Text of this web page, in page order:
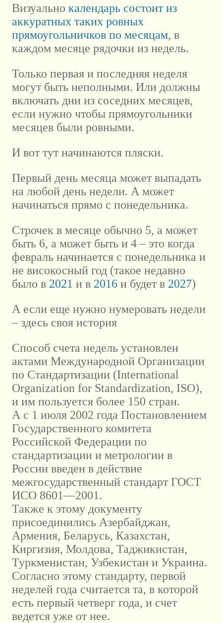
Визуально календарь состоит из
аккуратных таких ровных
прямоугольничков по месяцам, в
каждом месяце рядочки из недель.
Только первая и последняя неделя
могут быть неполными. Или должны
включать дни из соседних месяцев,
если нужно чтобы прямоугольники
месяцев были ровными.
И вот тут начинаются пляски.
Первый день месяца может выпадать
на любой день недели. А может
начинаться прямо с понедельника.
Строчек в месяце обычно 5, а может
быть 6, а может быть и 4 – это когда
февраль начинается с понедельника и
не високосный год (такое недавно
было в 2021 и в 2016 и будет в 2027)
А если еще нужно нумеровать недели
– здесь своя история
Способ счета недель установлен
актами Международной Организации
по Стандартизации (International
Organization for Standardization, ISO),
и им пользуется более 150 стран.
А с 1 июля 2002 года Постановлением
Государственного комитета
Российской Федерации по
стандартизации и метрологии в
России введен в действие
межгосударственный стандарт ГОСТ
ИСО 8601—2001.
Также к этому документу
присоединились Азербайджан,
Армения, Беларусь, Казахстан,
Киргизия, Молдова, Таджикистан,
Туркменистан, Узбекистан и Украина.
Согласно этому стандарту, первой
неделей года считается та, в которой
есть первый четверг года, и счет
ведется уже от нее.